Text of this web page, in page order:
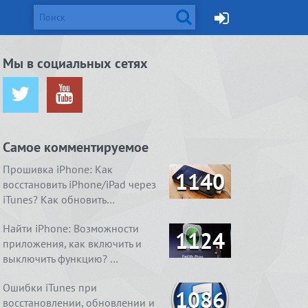
…
4 способа, как очистить
Real Boxing 2 ROCKY.
Ничего
Мы в социальных сетях
Самое комментируемое
Прошивка iPhone: Как
восстановить iPhone/iPad через
iTunes? Как обновить…
1140
Найти iPhone: Возможности
приложения, как включить и
выключить функцию? …
1124
Ошибки iTunes при
восстановлении, обновлении и
1086